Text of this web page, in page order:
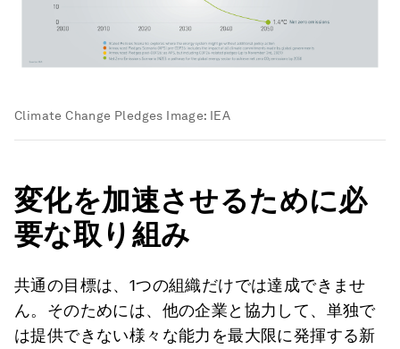
Climate Change Pledges Image: IEA
変化を加速させるために必
要な取り組み
共通の目標は、1つの組織だけでは達成できませ
ん。そのためには、他の企業と協力して、単独で
は提供できない様々な能力を最大限に発揮する新